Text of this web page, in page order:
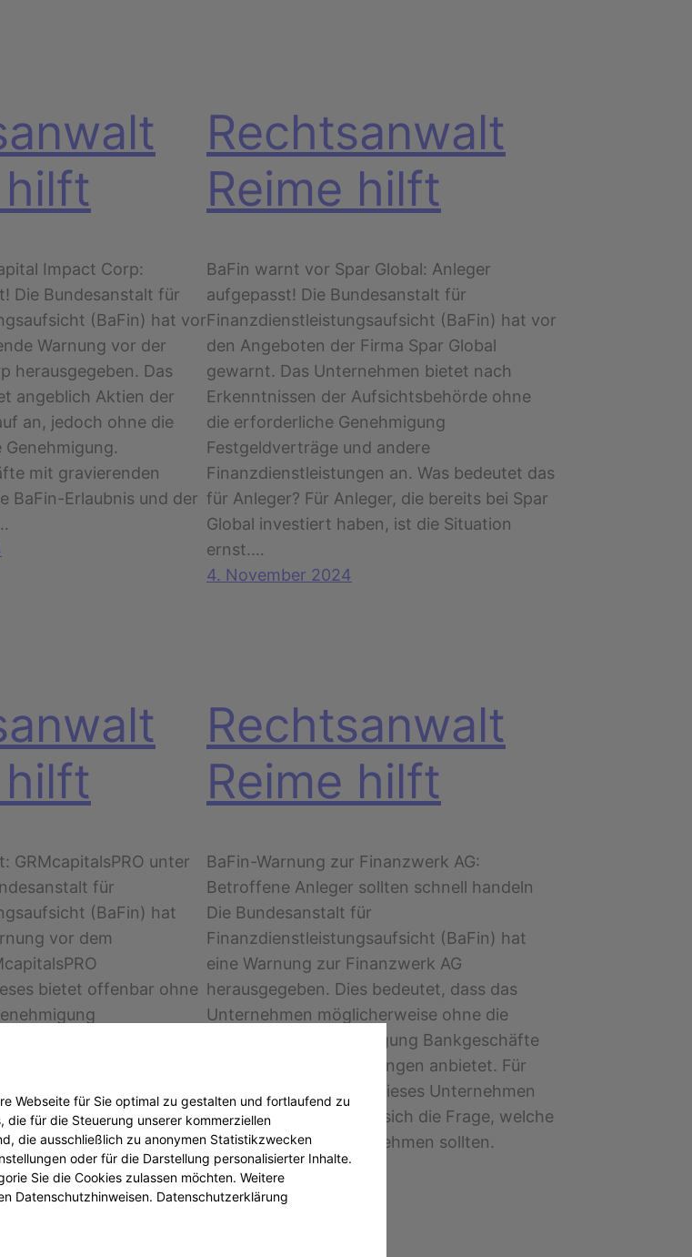
hilft
Impact Corp:
Die Bundesanstalt für
(BaFin) hat vor
Warnung vor der
herausgegeben. Das
angeblich Aktien der
an, jedoch ohne die
mit gravierenden
BaFin-Erlaubnis und der
Rechtsanwalt
Reime hilft
BaFin warnt vor Spar Global: Anleger
aufgepasst! Die Bundesanstalt für
Finanzdienstleistungsaufsicht (BaFin) hat vor
den Angeboten der Firma Spar Global
gewarnt. Das Unternehmen bietet nach
Erkenntnissen der Aufsichtsbehörde ohne
die erforderliche Genehmigung
Festgeldverträge und andere
Finanzdienstleistungen an. Was bedeutet das
für Anleger? Für Anleger, die bereits bei Spar
Global investiert haben, ist die Situation
ernst.…
4. November 2024
hilft
GRMcapitalsPRO unter
für
(BaFin) hat
vor dem
bietet offenbar ohne
Geld bei diesem
haben, hat diese
Konsequenzen.
Die fehlende
die BaFin…
Rechtsanwalt
Reime hilft
BaFin-Warnung zur Finanzwerk AG:
Betroffene Anleger sollten schnell handeln
Die Bundesanstalt für
Finanzdienstleistungsaufsicht (BaFin) hat
eine Warnung zur Finanzwerk AG
herausgegeben. Dies bedeutet, dass das
Unternehmen möglicherweise ohne die
erforderliche Genehmigung Bankgeschäfte
oder Finanzdienstleistungen anbietet. Für
Anleger, die bereits in dieses Unternehmen
investiert haben, stellt sich die Frage, welche
Schritte sie nun unternehmen sollten.
Risiko…
28. Oktober 2024
Webseite für Sie optimal zu gestalten und fortlaufend zu
die für die Steuerung unserer kommerziellen
die ausschließlich zu anonymen Statistikzwecken
oder für die Darstellung personalisierter Inhalte.
Sie die Cookies zulassen möchten. Weitere
Datenschutzhinweisen. Datenschutzerklärung